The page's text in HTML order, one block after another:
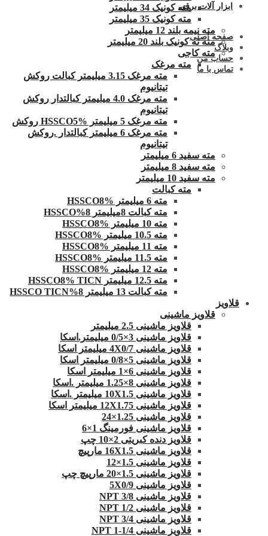
ابزار آلات برقی
صفحه اصلی
وبلاگ
حساب من
تماس با ما
مته کونیک 34 میلیمتر
مته کونیک 35 میلیمتر
مته نیمه بلند 12 میلیمتر
مته ته کونیک بلند 20 میلیمتر
مته کاجی
مته مرغک
مته مرغک 3.15 میلیمتر کبالت روکش
تیتانیوم
مته مرغک 4.0 میلیمتر کبالتدار روکش
تیتانیوم
مته مرغک 5 میلیمتر HSSCO5% روکش
مته مرغک 6 میلیمتر کبالتدار .روکش
تیتانیوم
مته سفید 6 میلیمتر
مته سفید 8 میلیمتر
مته سفید 10 میلیمتر
مته کبالت
مته 6 میلیمتر HSSCO8%
مته کبالت 8میلیمتر 8%HSSCO
مته 10 میلیمتر HSSCO8%
مته 10.5 میلیمتر HSSCO8%
مته 11 میلیمتر HSSCO8%
مته 11.5 میلیمتر HSSCO8%
مته 12 میلیمتر HSSCO8%
مته 12.5 میلیمتر HSSCO8% TICN
مته کبالت 13 میلیمتر 8%HSSCO TICN
قلاویز
قلاویز ماشینی
قلاویز ماشینی 2.5 میلیمتر
قلاویز ماشینی 3×0/5 میلیمتر.اسکا
قلاویز ماشینی 4X0/7 میلیمتر اسکا
قلاویز ماشینی 5×0/8 میلیمتر اسکا
قلاویز ماشینی 6×1 میلیمتر اسکا
قلاویز ماشینی 8×1.25 میلیمتر .اسکا
قلاویز ماشینی 10X1.5 میلیمتر .اسکا
قلاویز ماشینی 12X1.75 میلیمتر اسکا
قلاویز ماشینی 1.25×24
قلاویز ماشینی فورمینگ 1×6
قلاویز دنده کبریتی 2×10 چپ
قلاویز ماشینی 16X1.5 مارپیچ
قلاویز ماشینی 1.5×12
قلاویز ماشینی 1.5×20 مارپیچ چپ
قلاویز ماشینی 5X0/9
قلاویز ماشینی 3/8 NPT
قلاویز ماشینی 1/2 NPT
قلاویز ماشینی 3/4 NPT
قلاویز ماشینی 1/4-1 NPT